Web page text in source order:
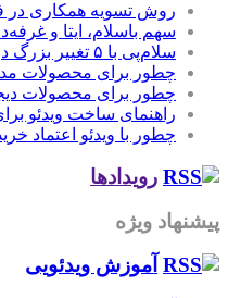
روش تسویه همکاری در
سهم باسلام، ایتا و
سلام‌پی با ۵ تغییر بزرگ در سال جدید
چطور برای محصولات مد
چطور برای محصولات
راهنمای ساخت ویدئو
چطور با ویدئو اعتماد
رویدادها
پیشنهاد ویژه
آموزش‌ ویدئویی